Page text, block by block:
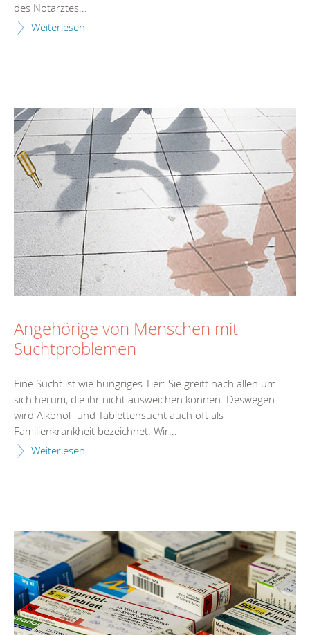
des Notarztes...
Weiterlesen
Angehörige von Menschen mit
Suchtproblemen
Eine Sucht ist wie hungriges Tier: Sie greift nach allen um
sich herum, die ihr nicht ausweichen können. Deswegen
wird Alkohol- und Tablettensucht auch oft als
Familienkrankheit bezeichnet. Wir...
Weiterlesen